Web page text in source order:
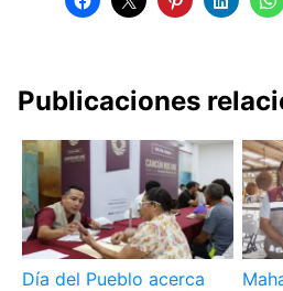
Publicaciones
Día del Pueblo acerca